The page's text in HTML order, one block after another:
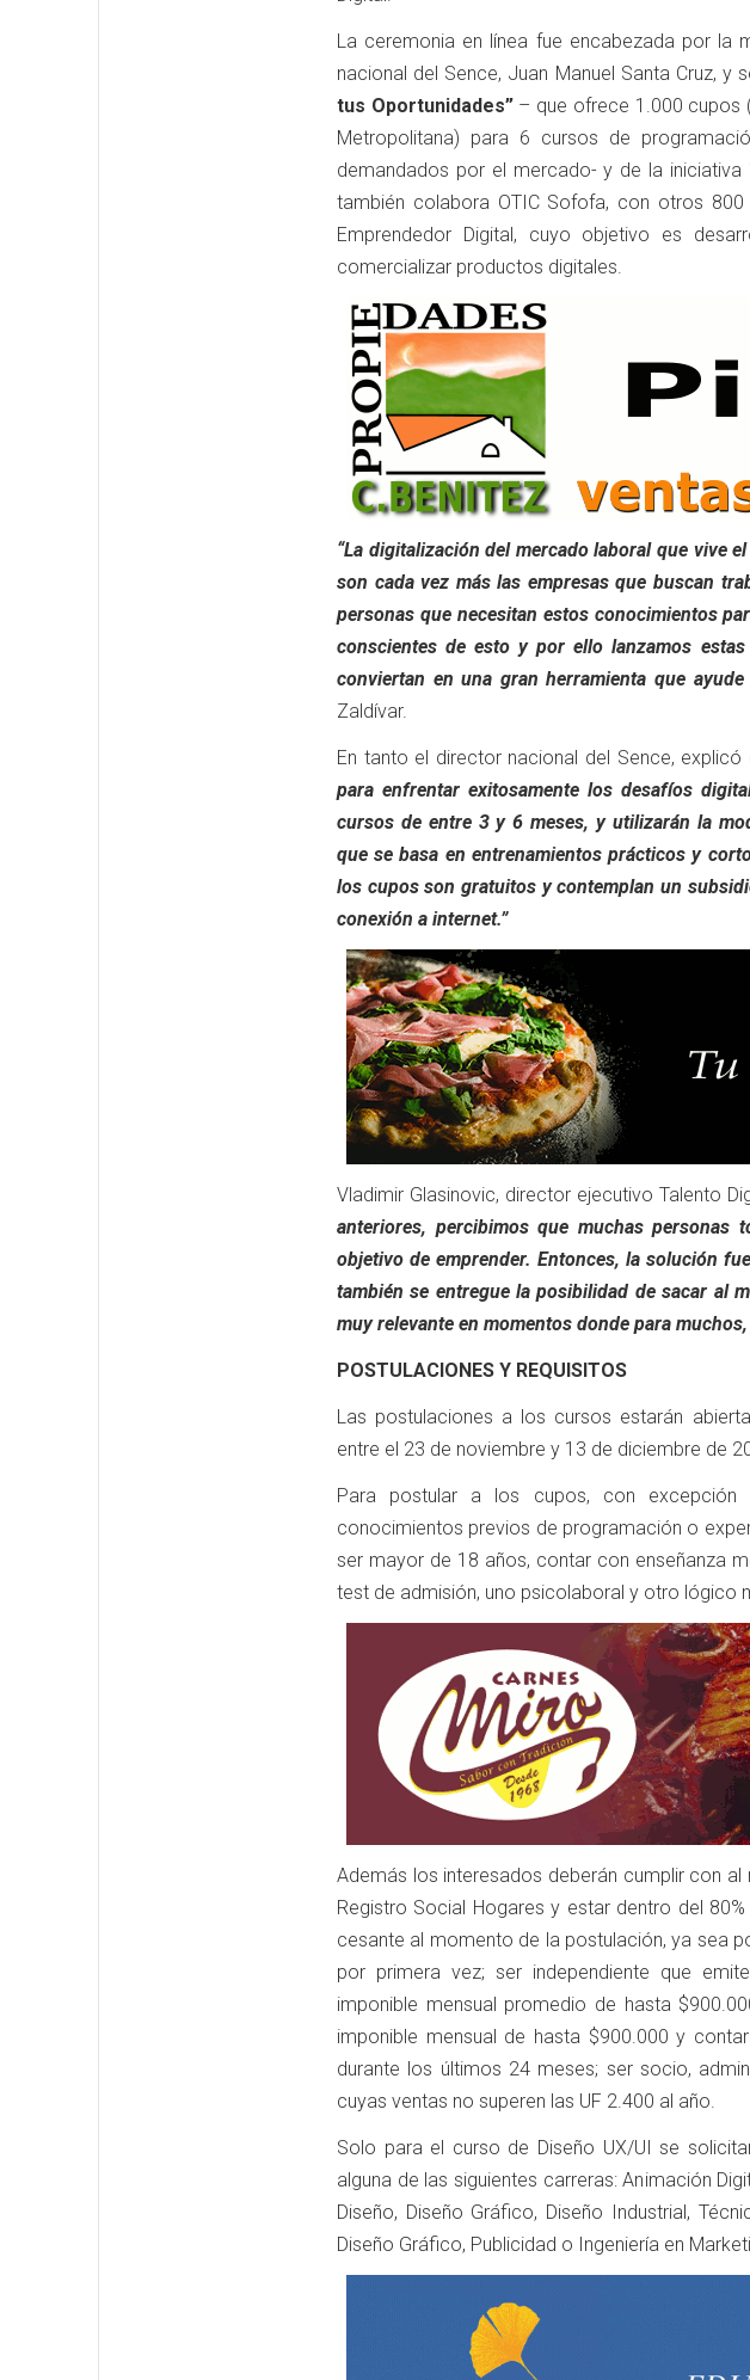
La ceremonia en línea fue encabezada por la
nacional del Sence, Juan Manuel Santa Cruz, y
tus Oportunidades”– que ofrece 1.000 cupos
Metropolitana) para 6 cursos de
demandados por el mercado- y de la iniciativa
también colabora OTIC Sofofa, con otros
Emprendedor Digital, cuyo objetivo es
comercializar productos digitales.
“La digitalización del mercado laboral que vive
son cada vez más las empresas que buscan
personas que necesitan estos conocimientos
conscientes de esto y por ello lanzamos
conviertan en una gran herramienta que
Zaldívar.
En tanto el director nacional del Sence, explicó
para enfrentar exitosamente los desafíos
cursos de entre 3 y 6 meses, y utilizarán la
que se basa en entrenamientos prácticos y
los cupos son gratuitos y contemplan un
conexión a internet.”
Vladimir Glasinovic, director ejecutivo Talento
anteriores, percibimos que muchas personas
objetivo de emprender. Entonces, la solución
también se entregue la posibilidad de sacar al
muy relevante en momentos donde para
POSTULACIONES Y REQUISITOS
Las postulaciones a los cursos estarán
entre el 23 de noviembre y 13 de diciembre de
Para postular a los cupos, con
conocimientos previos de programación o
ser mayor de 18 años, contar con enseñanza
test de admisión, uno psicolaboral y otro lógico
Además los interesados deberán cumplir con
Registro Social Hogares y estar dentro del
cesante al momento de la postulación, ya sea
por primera vez; ser independiente que
imponible mensual promedio de hasta
imponible mensual de hasta $900.000 y
durante los últimos 24 meses; ser socio,
cuyas ventas no superen las UF 2.400 al año.
Solo para el curso de Diseño UX/UI se
alguna de las siguientes carreras: Animación
Diseño, Diseño Gráfico, Diseño Industrial,
Diseño Gráfico, Publicidad o Ingeniería en